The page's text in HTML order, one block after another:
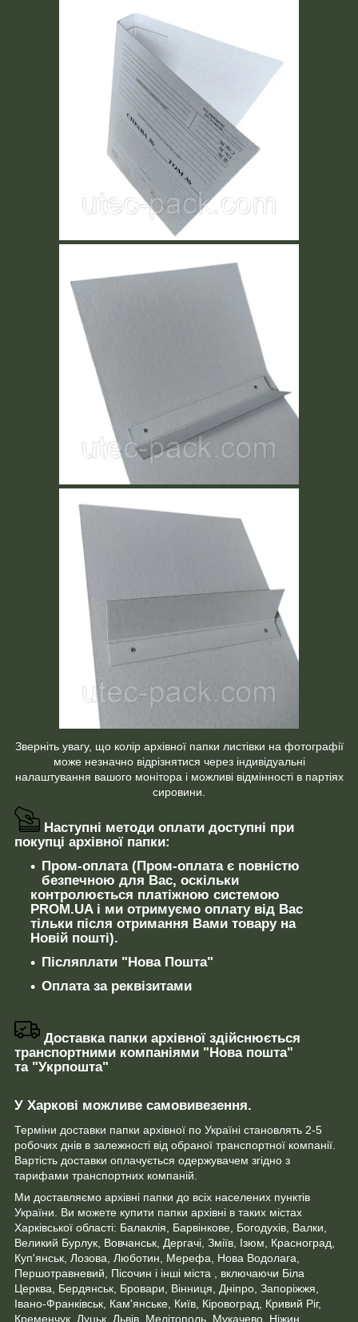
Зверніть увагу, що колір архівної папки листівки на фотографії
може незначно відрізнятися через індивідуальні
налаштування вашого монітора і можливі відмінності в партіях
сировини.
Наступні методи оплати доступні при
покупці архівної папки:
Пром-оплата (Пром-оплата є повністю
безпечною для Вас, оскільки
контролюється платіжною системою
PROM.UA і ми отримуємо оплату від Вас
тільки після отримання Вами товару на
Новій пошті).
Післяплати "Нова Пошта"
Оплата за реквізитами
Доставка папки архівної здійснюється
транспортними компаніями "Нова пошта"
та "Укрпошта"
У Харкові можливе самовивезення.
Терміни доставки папки архівної по Україні становлять 2-5
робочих днів в залежності від обраної транспортної компанії.
Вартість доставки оплачується одержувачем згідно з
тарифами транспортних компаній.
Ми доставляємо архівні папки до всіх населених пунктів
України. Ви можете купити папки архівні в таких містах
Харківської області: Балаклія, Барвінкове, Богодухів, Валки,
Великий Бурлук, Вовчанськ, Дергачі, Зміїв, Ізюм, Красноград,
Куп'янськ, Лозова, Люботин, Мерефа, Нова Водолага,
Першотравневий, Пісочин і інші міста , включаючи Біла
Церква, Бердянськ, Бровари, Вінниця, Дніпро, Запоріжжя,
Івано-Франківськ, Кам'янське, Київ, Кіровоград, Кривий Ріг,
Кременчук, Луцьк, Львів, Мелітополь, Мукачево, Ніжин,